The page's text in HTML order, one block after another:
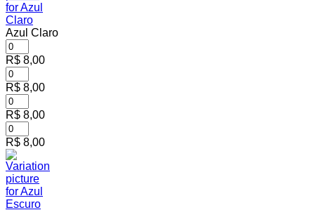
Azul Claro
R$ 8,00
R$ 8,00
R$ 8,00
R$ 8,00